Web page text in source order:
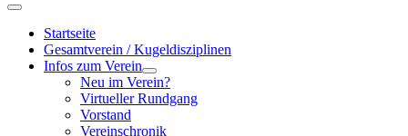
Startseite
Gesamtverein / Kugeldisziplinen
Infos zum Verein
Neu im Verein?
Virtueller Rundgang
Vorstand
Vereinschronik